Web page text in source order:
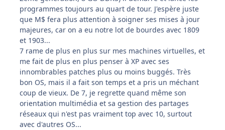
programmes toujours au quart de tour. J'espère juste
que M$ fera plus attention à soigner ses mises à jour
majeures, car on a eu notre lot de bourdes avec 1809
et 1903...
7 rame de plus en plus sur mes machines virtuelles, et
me fait de plus en plus penser à XP avec ses
innombrables patches plus ou moins buggés. Très
bon OS, mais il a fait son temps et a pris un méchant
coup de vieux. De 7, je regrette quand même son
orientation multimédia et sa gestion des partages
réseaux qui n'est pas vraiment top avec 10, surtout
avec d'autres OS...